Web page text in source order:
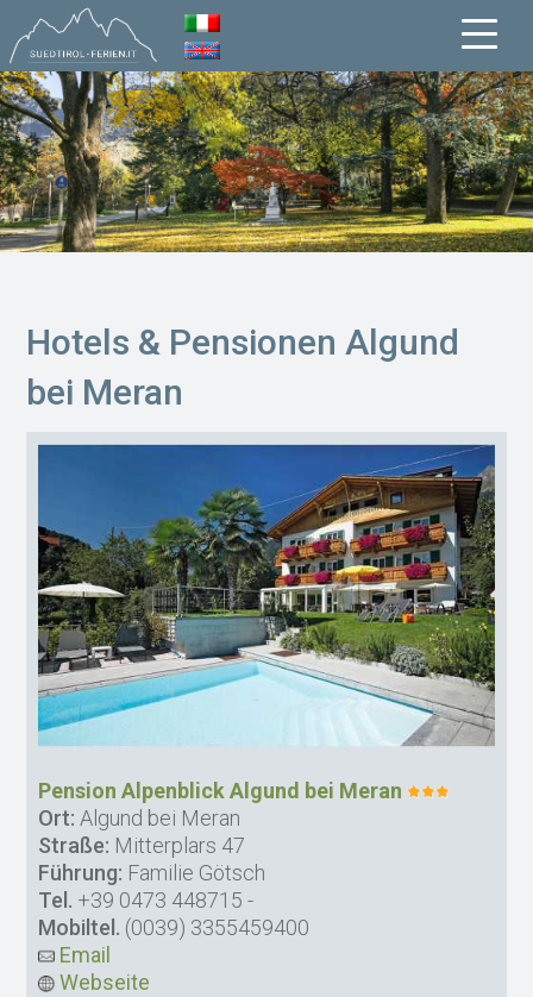
Hotels & Pensionen Algund
bei Meran
Pension Alpenblick Algund bei Meran
Ort: Algund bei Meran
Straße: Mitterplars 47
Führung: Familie Götsch
Tel. +39 0473 448715 -
Mobiltel. (0039) 3355459400
Email
Webseite